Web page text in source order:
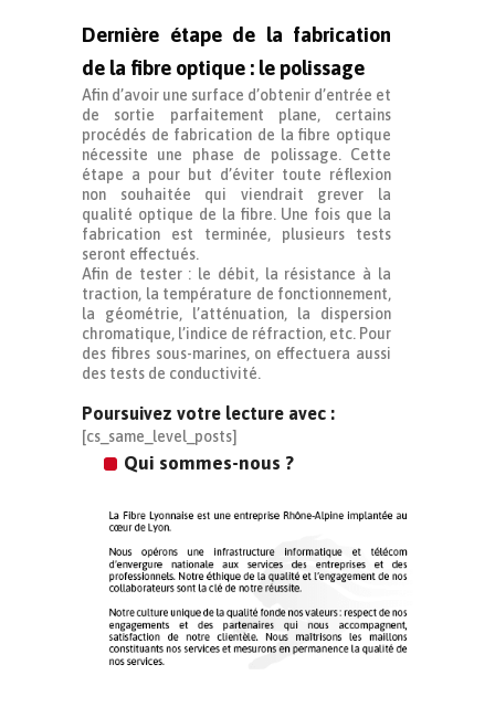
Dernière étape de la fabrication
de la fibre optique : le polissage
Afin d’avoir une surface d’obtenir d’entrée et
de sortie parfaitement plane, certains
procédés de fabrication de la fibre optique
nécessite une phase de polissage. Cette
étape a pour but d’éviter toute réflexion
non souhaitée qui viendrait grever la
qualité optique de la fibre. Une fois que la
fabrication est terminée, plusieurs tests
seront effectués.
Afin de tester : le débit, la résistance à la
traction, la température de fonctionnement,
la géométrie, l’atténuation, la dispersion
chromatique, l’indice de réfraction, etc. Pour
des fibres sous-marines, on effectuera aussi
des tests de conductivité.
Poursuivez votre lecture avec :
[cs_same_level_posts]
Qui sommes-nous ?